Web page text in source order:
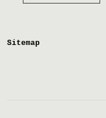
Sitemap